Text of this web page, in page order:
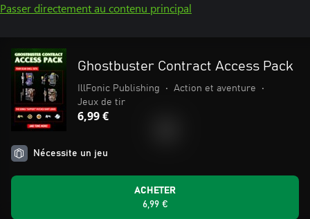
Passer directement au contenu principal
Ghostbuster Contract Access Pack
IllFonic Publishing • Action et aventure
•
Jeux de tir
6,99 €
Nécessite un jeu
ACHETER
6,99 €